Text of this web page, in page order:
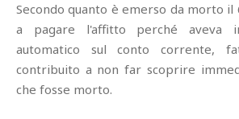
Secondo quanto è emerso da morto il
a pagare l'affitto perché aveva
automatico sul conto corrente,
contribuito a non far scoprire
che fosse morto.